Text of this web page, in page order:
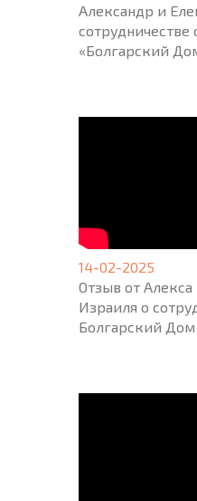
Александр и
сотрудничестве
«Болгарский
14-02-2025
Отзыв от
Израиля о
Болгарский Дом